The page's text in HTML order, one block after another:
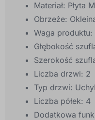
Materiał: Płyta
Obrzeże:
Waga produktu:
Głębokość
Szerokość
Liczba drzwi: 2
Typ drzwi:
Liczba półek: 4
Dodatkowa